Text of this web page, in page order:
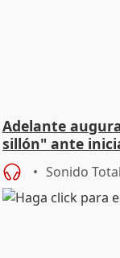
Adelante
sillón" ante
Sonido